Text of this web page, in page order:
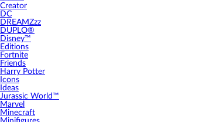
Creator
DC
DREAMZzz
DUPLO®
Disney™
Editions
Fortnite
Friends
Harry Potter
Icons
Ideas
Jurassic World™
Marvel
Minecraft